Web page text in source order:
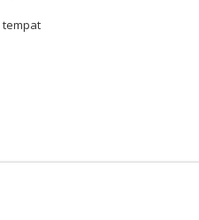
tempat